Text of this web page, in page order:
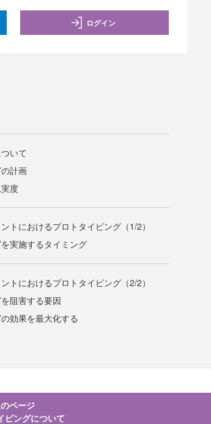
ログイン
いて
計画
度
トにおけるプロトタイピング（1/2）
実施するタイミング
トにおけるプロトタイピング（2/2）
阻害する要因
効果を最大化する
ページ
ピングについて